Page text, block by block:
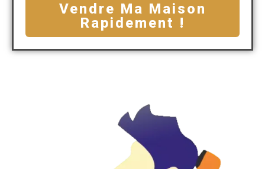
Vendre Ma Maison
Rapidement !